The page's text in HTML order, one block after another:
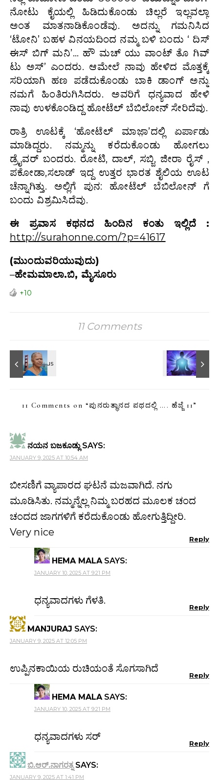
ನೋಟು ಕೈಯಲ್ಲಿ ಹಿಡಿದುಕೊಂಡು ಚಿಲ್ಲರೆ ಇಲ್ಲವಲ್ಲಾ
ಅಂತ ಮಾತನಾಡಿಕೊಂಡೆವು. ಅದನ್ನು ಗಮನಿಸಿದ
‘ಟೋನಿ’ ಬಹಳ ವಿನಯದಿಂದ ನಮ್ಮ ಬಳಿ ಬಂದು ‘ ದಿಸ್
ಈಸ್ ಬಿಗ್ ಮನಿ’… ಹೌ ಮಚ್ ಯು ವಾಂಟ್ ತೊ ಗಿವ್
ಟು ಅಸ್’ ಎಂದರು. ಆಮೇಲೆ ನಾವು ಹೇಳಿದ ಮೊತ್ತಕ್ಕೆ
ಸರಿಯಾಗಿ ಹಣ ಪಡೆದುಕೊಂಡು ಬಾಕಿ ಡಾಂಗ್ ಅನ್ನು
ನಮಗೆ ಹಿಂತಿರುಗಿಸಿದರು. ಅವರಿಗೆ ಧನ್ಯವಾದ ಹೇಳಿ
ನಾವು ಉಳಕೊಂಡಿದ್ದ ಹೋಟೆಲ್ ಬೆಬಿಲೋನ್ ಸೇರಿದೆವು.
ರಾತ್ರಿ ಊಟಕ್ಕೆ ‘ಹೋಟೆಲ್ ಮಾಜ಼ಾ’ದಲ್ಲಿ ಏರ್ಪಾಡು
ಮಾಡಿದ್ದರು. ನಮ್ಮನ್ನು ಕರೆದುಕೊಂಡು ಹೋಗಲು
ಡ್ರೈವರ್ ಬಂದರು. ರೋಟಿ, ದಾಲ್, ಸಬ್ಜಿ, ಜೀರಾ ರೈಸ್ ,
ಪಕೋಡಾ,ಸಲಾಡ್ ಇದ್ದ ಉತ್ತರ ಭಾರತ ಶೈಲಿಯ ಊಟ
ಚೆನ್ನಾಗಿತ್ತು. ಅಲ್ಲಿಗೆ ಪುನ: ಹೋಟೆಲ್ ಬೆಬಿಲೋನ್ ಗೆ
ಬಂದು ವಿಶ್ರಮಿಸಿದೆವು.
ಈ ಪ್ರವಾಸ ಕಥನದ ಹಿಂದಿನ ಕಂತು ಇಲ್ಲಿದೆ :
http://surahonne.com/?p=41617
(ಮುಂದುವರಿಯುವುದು)
–ಹೇಮಮಾಲಾ.ಬಿ, ಮೈಸೂರು
+10
11 Comments
11 Comments on “ಪುನರುತ್ಥಾನದ ಪಥದಲ್ಲಿ …. ಹೆಜ್ಜೆ 11”
ನಯನ ಬಜಕೂಡ್ಲು SAYS:
JANUARY 9, 2025 AT 10:54 AM
ಬೀಸಣಿಗೆ ವ್ಯಾಪಾರದ ಘಟನೆ ಮಜವಾಗಿದೆ. ನಗು
ಮೂಡಿಸಿತು. ನಮ್ಮನ್ನೆಲ್ಲ ನಿಮ್ಮ ಬರಹದ ಮೂಲಕ ಚಂದ
ಚಂದದ ಜಾಗಗಳಿಗೆ ಕರೆದುಕೊಂಡು ಹೋಗುತ್ತಿದ್ದೀರಿ.
Very nice
Reply
HEMA MALA SAYS:
JANUARY 10, 2025 AT 9:21 PM
ಧನ್ಯವಾದಗಳು ಗೆಳತಿ.
Reply
MANJURAJ SAYS:
JANUARY 9, 2025 AT 12:05 PM
ಉಪ್ಪಿನಕಾಯಿಯ ರುಚಿಯಂತೆ ಸೊಗಸಾಗಿದೆ
Reply
HEMA MALA SAYS:
JANUARY 10, 2025 AT 9:21 PM
ಧನ್ಯವಾದಗಳು ಸರ್
Reply
ಬಿ.ಆರ್.ನಾಗರತ್ನ SAYS:
JANUARY 9, 2025 AT 1:41 PM